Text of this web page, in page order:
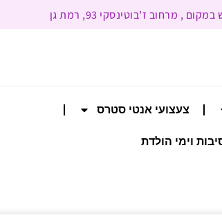
צעצועי אנטי סטרס
וימי הולדת